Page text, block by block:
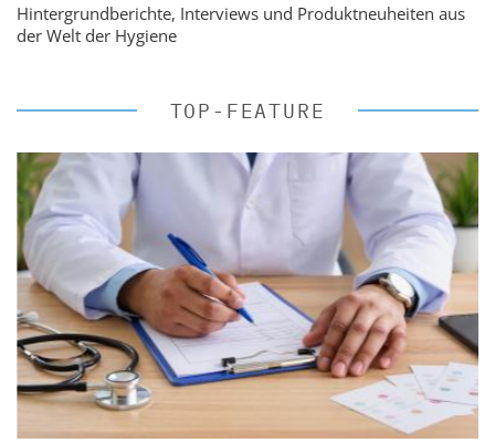
Hintergrundberichte, Interviews und Produktneuheiten aus
der Welt der Hygiene
TOP-FEATURE